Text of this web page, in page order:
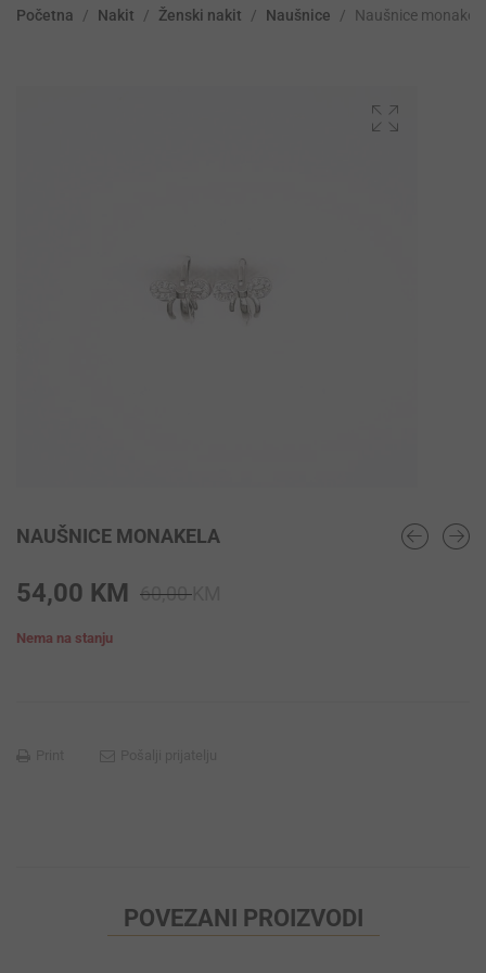
Početna / Nakit / Ženski nakit / Naušnice / Naušnice monakela
NAUŠNICE MONAKELA
60,00
54,00 KM
Nema na stanju
POVEZANI PROIZVODI